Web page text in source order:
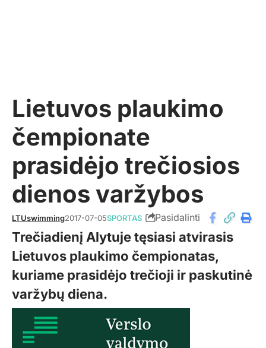
Lietuvos plaukimo
čempionate
prasidėjo trečiosios
dienos varžybos
LTUswimming2017-07-05SPORTAS Pasidalinti
Trečiadienį Alytuje tęsiasi atvirasis
Lietuvos plaukimo čempionatas,
kuriame prasidėjo trečioji ir paskutinė
varžybų diena.